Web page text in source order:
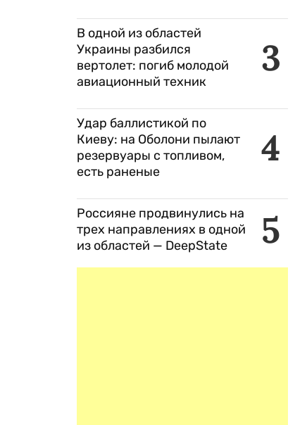
3
В одной из областей
Украины разбился
вертолет: погиб молодой
авиационный техник
4
Удар баллистикой по
Киеву: на Оболони пылают
резервуары с топливом,
есть раненые
5
Россияне продвинулись на
трех направлениях в одной
из областей — DeepState